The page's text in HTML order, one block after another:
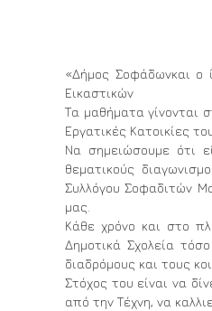
«Δήμος Σοφάδωνκαι ο
Εικαστικών
Τα μαθήματα γίνονται
Εργατικές Κατοικίες
Να σημειώσουμε ότι
θεματικούς
Συλλόγου Σοφαδιτών
μας.
Κάθε χρόνο και στο
Δημοτικά Σχολεία
διαδρόμους και τους
Στόχος του είναι να
από την Τέχνη, να